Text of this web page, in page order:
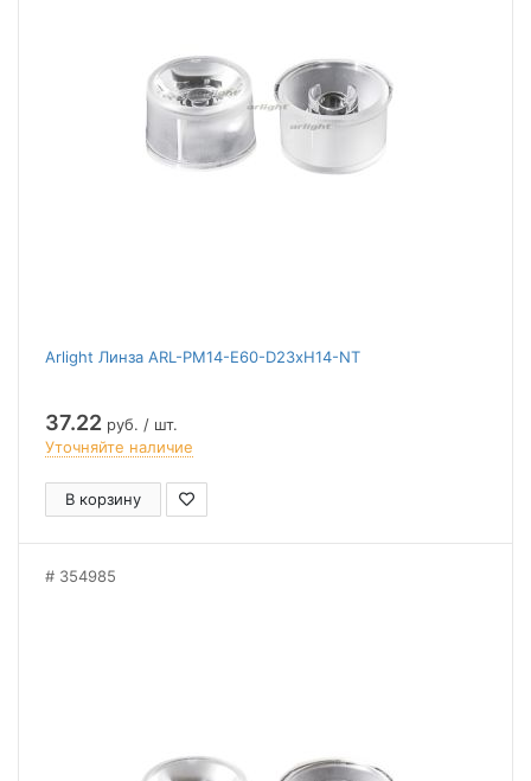
Arlight Линза ARL-PM14-E60-D23xH14-NT
37.22 руб. / шт.
Уточняйте наличие
В корзину
354985